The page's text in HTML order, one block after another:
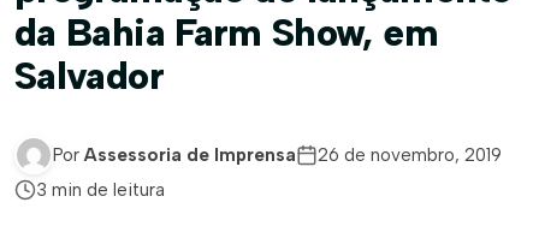
da Bahia Farm Show, em
Salvador
Por Assessoria de Imprensa
26 de novembro, 2019
3 min de leitura